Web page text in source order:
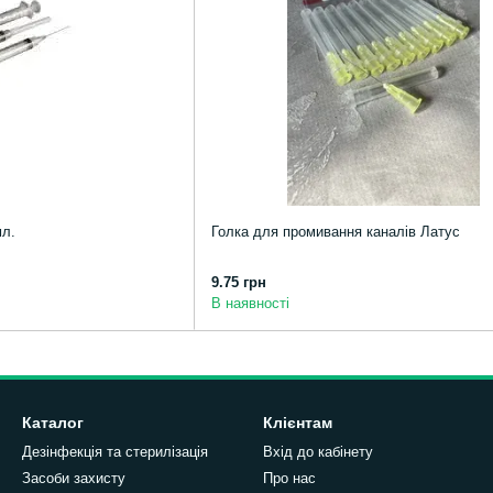
Голка для промивання каналів Латус
9.75 грн
В наявності
Каталог
Дезінфекція та стерилізація
Засоби захисту
Клієнтам
Вхід до кабінету
Про нас